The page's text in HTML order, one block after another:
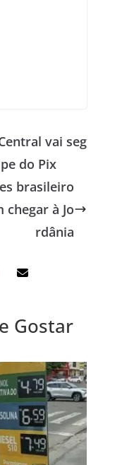
vai seg
do Pix
brasileiro
à Jo
rdânia
Gostar